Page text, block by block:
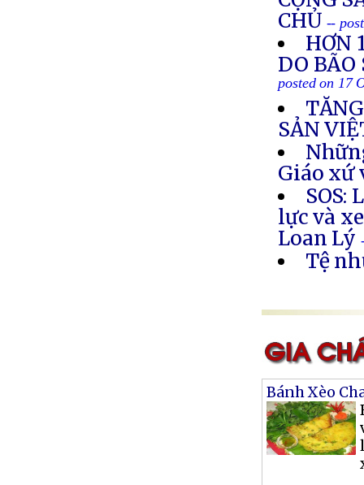
CHỦ --
HƠN
DO
posted on 17
SẢN
Giáo xứ
lực và
Loan Lý
Tệ
Bánh Xèo